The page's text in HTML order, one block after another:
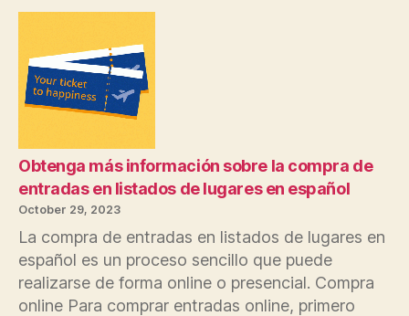
Obtenga más información sobre la compra de
entradas en listados de lugares en español
October 29, 2023
La compra de entradas en listados de lugares en
español es un proceso sencillo que puede
realizarse de forma online o presencial. Compra
online Para comprar entradas online, primero